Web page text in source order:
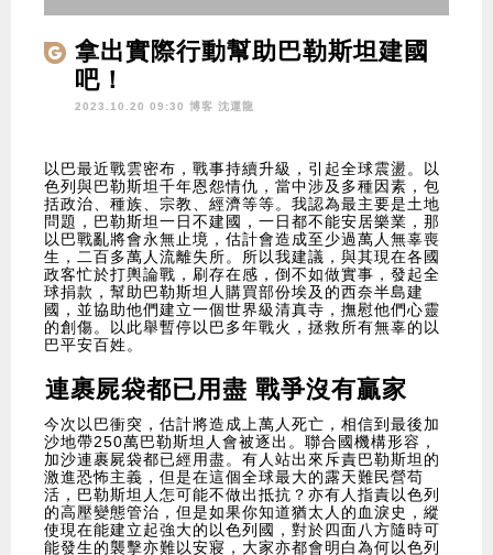
拿出實際行動幫助巴勒斯坦建國
吧！
2023.10.20 09:30 博客 沈運龍
以巴最近戰雲密布，戰事持續升級，引起全球震盪。以
色列與巴勒斯坦千年恩怨情仇，當中涉及多種因素，包
括政治、種族、宗教、經濟等等。我認為最主要是土地
問題，巴勒斯坦一日不建國，一日都不能安居樂業，那
以巴戰亂將會永無止境，估計會造成至少過萬人無辜喪
生，二百多萬人流離失所。所以我建議，與其現在各國
政客忙於打輿論戰，刷存在感，倒不如做實事，發起全
球捐款，幫助巴勒斯坦人購買部份埃及的西奈半島建
國，並協助他們建立一個世界級清真寺，撫慰他們心靈
的創傷。以此舉暫停以巴多年戰火，拯救所有無辜的以
巴平安百姓。
連裹屍袋都已用盡 戰爭沒有贏家
今次以巴衝突，估計將造成上萬人死亡，相信到最後加
沙地帶250萬巴勒斯坦人會被逐出。聯合國機構形容，
加沙連裹屍袋都已經用盡。有人站出來斥責巴勒斯坦的
激進恐怖主義，但是在這個全球最大的露天難民營苟
活，巴勒斯坦人怎可能不做出抵抗？亦有人指責以色列
的高壓變態管治，但是如果你知道猶太人的血淚史，縱
使現在能建立起強大的以色列國，對於四面八方隨時可
能發生的襲擊亦難以安寢，大家亦都會明白為何以色列